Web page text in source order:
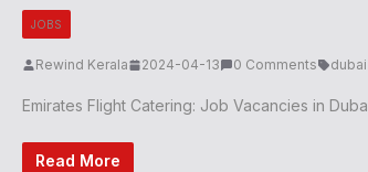
JOBS
Rewind Kerala 2024-04-13 0 Comments
Emirates Flight Catering: Job Vacancies in
Read More